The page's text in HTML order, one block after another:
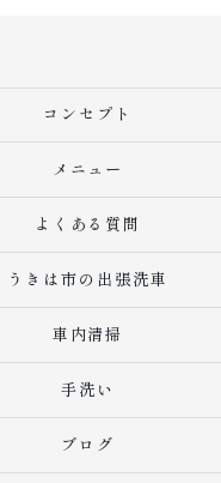
コンセプト
メニュー
よくある質問
うきは市の出張洗車
車内清掃
手洗い
ブログ